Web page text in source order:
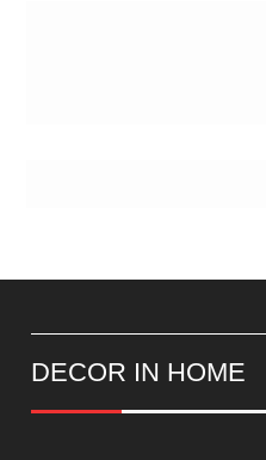
DECOR IN HOME